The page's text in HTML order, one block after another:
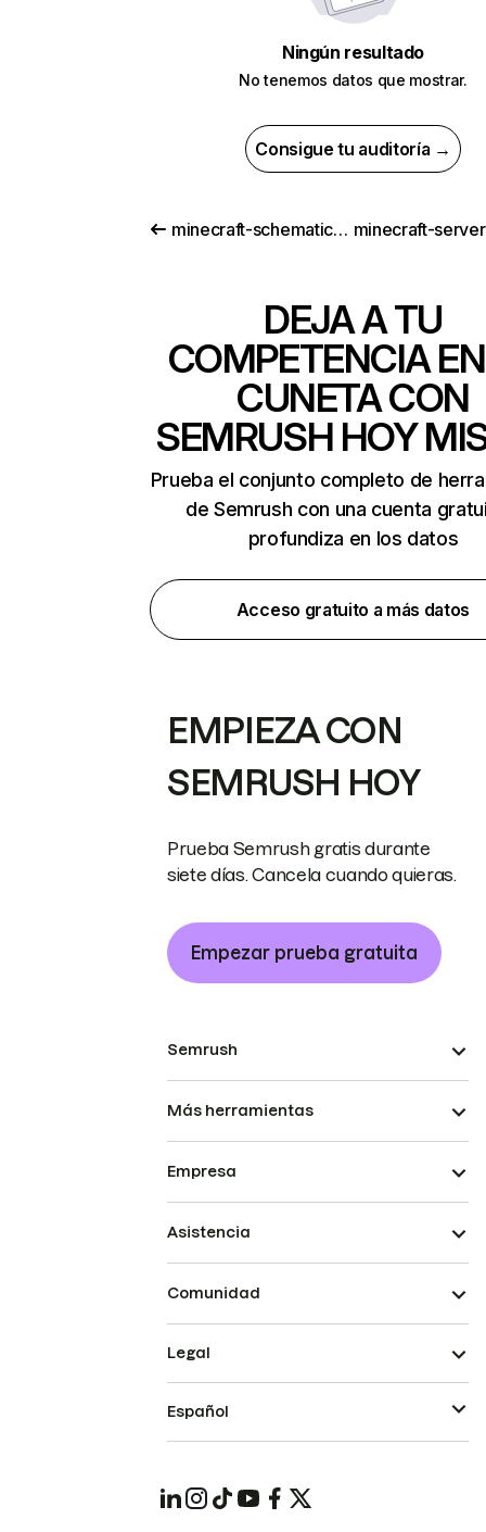
Ningún resultado
No tenemos datos que mostrar.
Consigue tu auditoría →
minecraft-schematics.com
DEJA A TU
COMPETENCIA
CUNETA CON
SEMRUSH HOY
Prueba el conjunto completo de
de Semrush con una cuenta
profundiza en los datos
Acceso gratuito a más datos
EMPIEZA CON
SEMRUSH HOY
Prueba Semrush gratis durante
siete días. Cancela cuando quieras.
Empezar prueba gratuita
Semrush
Más herramientas
Empresa
Asistencia
Comunidad
Legal
Español